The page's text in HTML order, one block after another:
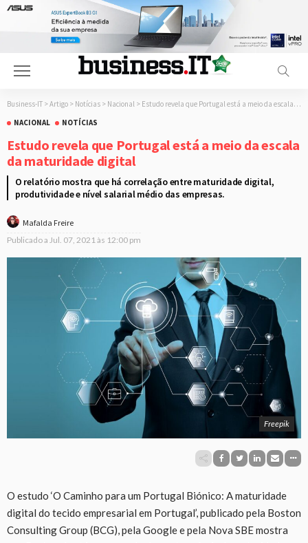
Business-IT > Artigo > Notícias > Nacional > Estudo revela que Portugal está a meio da escala da maturidade digital
NACIONAL
NOTÍCIAS
Estudo revela que Portugal está a meio da escala
da maturidade digital
O relatório mostra que há correlação entre maturidade digital,
produtividade e nível salarial médio das empresas.
Mafalda Freire
Publicado a Jul. 07, 2021 às 12:00 pm
Freepik
O estudo ‘O Caminho para um Portugal Biónico: A maturidade
digital do tecido empresarial em Portugal’, publicado pela Boston
Consulting Group (BCG), pela Google e pela Nova SBE mostra